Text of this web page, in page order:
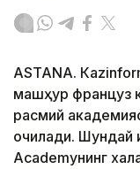
ASTANА.
машҳур француз
расмий
очилади. Шундай
Academyнинг